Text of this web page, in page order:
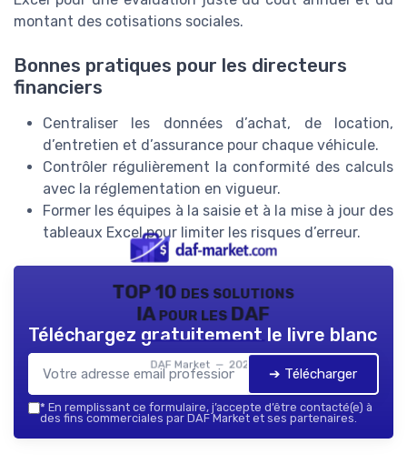
montant des cotisations sociales.
Bonnes pratiques pour les directeurs
financiers
Centraliser les données d’achat, de location,
d’entretien et d’assurance pour chaque véhicule.
Contrôler régulièrement la conformité des calculs
avec la réglementation en vigueur.
Former les équipes à la saisie et à la mise à jour des
tableaux Excel pour limiter les risques d’erreur.
TOP 10 des solutions
IA pour les DAF
DAF Market — 2026
Téléchargez gratuitement le livre blanc
➔ Télécharger
* En remplissant ce formulaire, j’accepte d’être contacté(e) à
des fins commerciales par DAF Market et ses partenaires.